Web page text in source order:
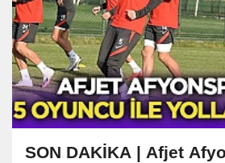
SON DAKİKA | Afjet